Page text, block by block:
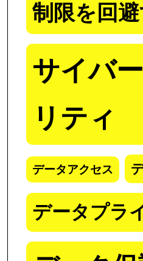
制限を回
サイバ
リティ
データアクセス
データプラ